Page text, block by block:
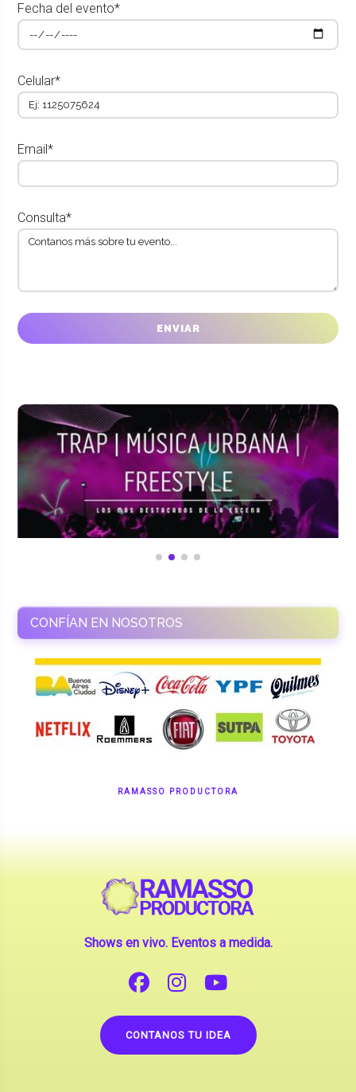
Fecha del evento*
Celular*
Email*
Consulta*
CONFÍAN EN NOSOTROS
RAMASSO PRODUCTORA
Shows en vivo. Eventos a medida.
CONTANOS TU IDEA